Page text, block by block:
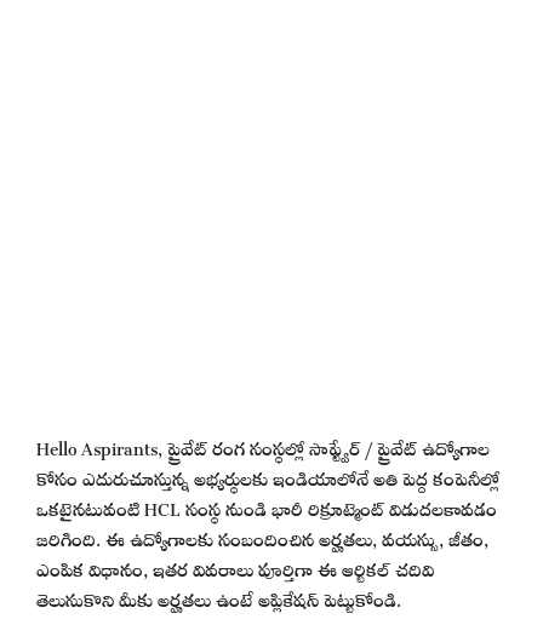
Hello Aspirants, ప్రైవేట్ రంగ సంస్థల్లో సాఫ్ట్వేర్ / ప్రైవేట్ ఉద్యోగాల
కోసం ఎదురుచూస్తున్న అభ్యర్థులకు ఇండియాలోనే అతి పెద్ద కంపెనీల్లో
ఒకటైనటువంటి HCL సంస్థ నుండి భారీ రిక్రూట్మెంట్ విడుదలకావడం
జరిగింది. ఈ ఉద్యోగాలకు సంబందించిన అర్హతలు, వయస్సు, జీతం,
ఎంపిక విధానం, ఇతర వివరాలు పూర్తిగా ఈ ఆర్టికల్ చదివి
తెలుసుకొని మీకు అర్హతలు ఉంటే అప్లికేషన్ పెట్టుకోండి.